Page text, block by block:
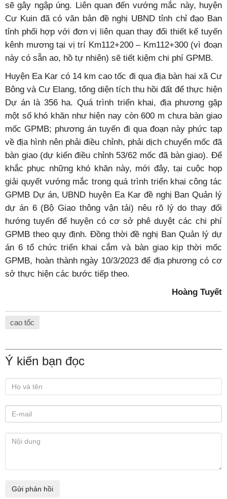
sẽ gây ngập úng. Liên quan đến vướng mắc này, huyện
Cư Kuin đã có văn bản đề nghị UBND tỉnh chỉ đạo Ban
tỉnh phối hợp với đơn vị liên quan thay đổi thiết kế tuyến
kênh mương tại vị trí Km112+200 – Km112+300 (vì đoạn
này có sẵn ao, hồ tự nhiên) sẽ tiết kiệm chi phí GPMB.
Huyện Ea Kar có 14 km cao tốc đi qua địa bàn hai xã Cư
Bông và Cư Elang, tổng diện tích thu hồi đất để thực hiện
Dự án là 356 ha. Quá trình triển khai, địa phương gặp
một số khó khăn như hiện nay còn 600 m chưa bàn giao
mốc GPMB; phương án tuyến đi qua đoạn này phức tạp
về địa hình nên phải điều chỉnh, phải dịch chuyển mốc đã
bàn giao (dự kiến điều chỉnh 53/62 mốc đã bàn giao). Để
khắc phục những khó khăn này, mới đây, tại cuộc họp
giải quyết vướng mắc trong quá trình triển khai công tác
GPMB Dự án, UBND huyện Ea Kar đề nghị Ban Quản lý
dự án 6 (Bộ Giao thông vận tải) nêu rõ lý do thay đổi
hướng tuyến để huyện có cơ sở phê duyệt các chi phí
GPMB theo quy định. Đồng thời đề nghị Ban Quản lý dự
án 6 tổ chức triển khai cắm và bàn giao kịp thời mốc
GPMB, hoàn thành ngày 10/3/2023 để địa phương có cơ
sở thực hiện các bước tiếp theo.
Hoàng Tuyết
cao tốc
Ý kiến bạn đọc